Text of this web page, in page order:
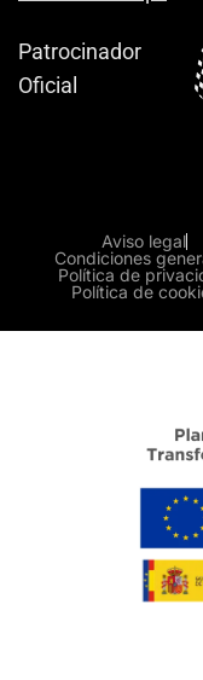
Patrocinador
Oficial
Aviso legal
Condiciones
Política de
Política de